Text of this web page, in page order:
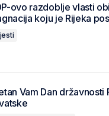
ovo razdoblje vlasti
koju je Rijeka
Vam Dan državnosti